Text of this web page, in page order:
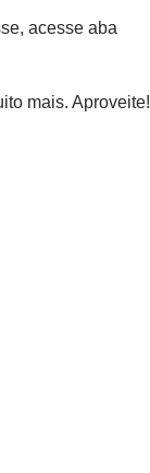
acesse aba
mais. Aproveite!